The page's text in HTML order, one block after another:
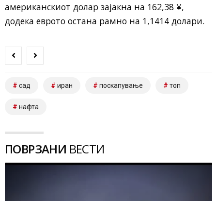
американскиот долар зајакна на 162,38 ¥,
додека еврото остана рамно на 1,1414 долари.
сад иран поскапување топ
нафта
ПОВРЗАНИ ВЕСТИ